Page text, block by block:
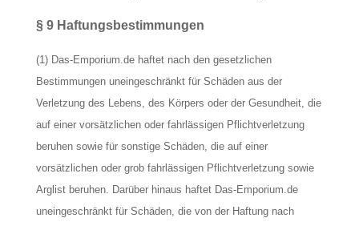
§ 9 Haftungsbestimmungen
(1) Das-Emporium.de haftet nach den gesetzlichen
Bestimmungen uneingeschränkt für Schäden aus der
Verletzung des Lebens, des Körpers oder der Gesundheit, die
auf einer vorsätzlichen oder fahrlässigen Pflichtverletzung
beruhen sowie für sonstige Schäden, die auf einer
vorsätzlichen oder grob fahrlässigen Pflichtverletzung sowie
Arglist beruhen. Darüber hinaus haftet Das-Emporium.de
uneingeschränkt für Schäden, die von der Haftung nach